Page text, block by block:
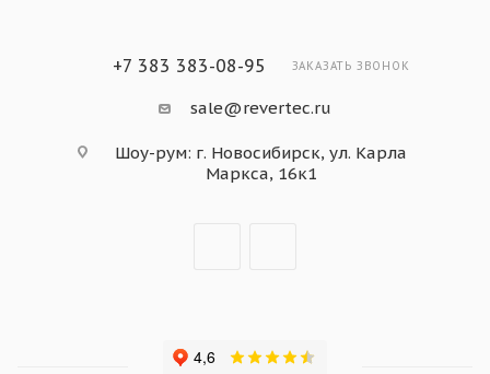
+7 383 383-08-95 ЗАКАЗАТЬ ЗВОНОК
sale@revertec.ru
Шоу-рум: г. Новосибирск, ул. Карла
Маркса, 16к1